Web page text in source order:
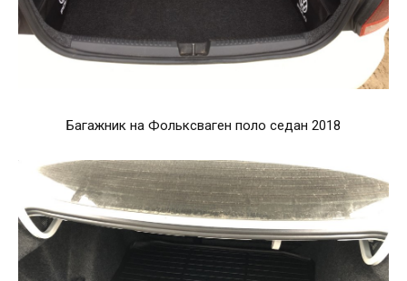
Багажник на Фольксваген поло седан 2018